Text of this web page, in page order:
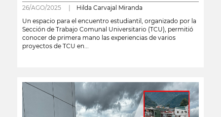
26/AGO/2025 | Hilda Carvajal Miranda
Un espacio para el encuentro estudiantil, organizado por la
Sección de Trabajo Comunal Universitario (TCU), permitió
conocer de primera mano las experiencias de varios
proyectos de TCU en...